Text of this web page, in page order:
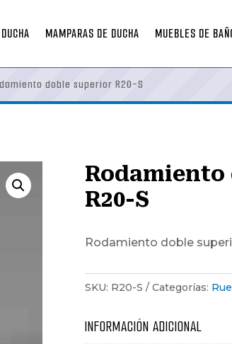
MAMPARAS DE DUCHA MUEBLES DE
doble superior R20-S
R20-S
Rodamiento doble
SKU: R20-S Categorías:
INFORMACIÓN ADICIONAL